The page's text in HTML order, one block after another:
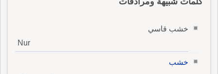
خشب قاسي
Nur
خشب